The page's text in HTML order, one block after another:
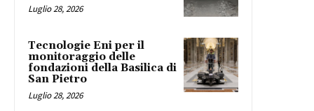
Luglio 28, 2026
Tecnologie Eni per il
monitoraggio delle
fondazioni della Basilica di
San Pietro
Luglio 28, 2026